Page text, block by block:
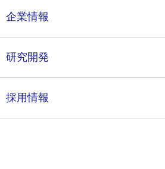
企業情報
研究開発
採用情報